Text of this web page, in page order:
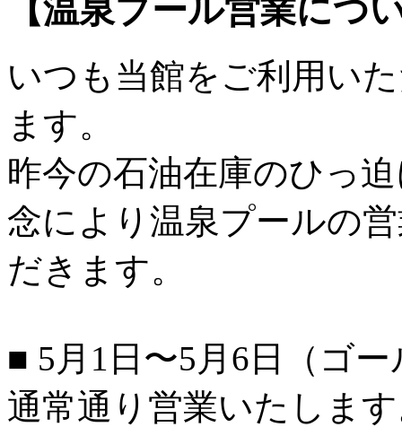
【温泉プール営業につ
いつも当館をご利用い
ます。
昨今の石油在庫のひっ
念により温泉プールの
だきます。
■ 5月1日〜5月6日（ゴ
通常通り営業いたしま